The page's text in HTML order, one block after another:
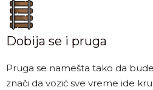
Dobija se i pruga
Pruga se namešta tako da
znači da vozić sve vreme ide